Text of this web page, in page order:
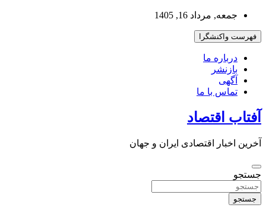
بروید
جمعه, مرداد 16, 1405
فهرست واکنشگرا
درباره ما
بازنشر
آگهی
تماس با ما
آفتاب اقتصاد
آخرین اخبار اقتصادی ایران و جهان
جستجو
جستجو